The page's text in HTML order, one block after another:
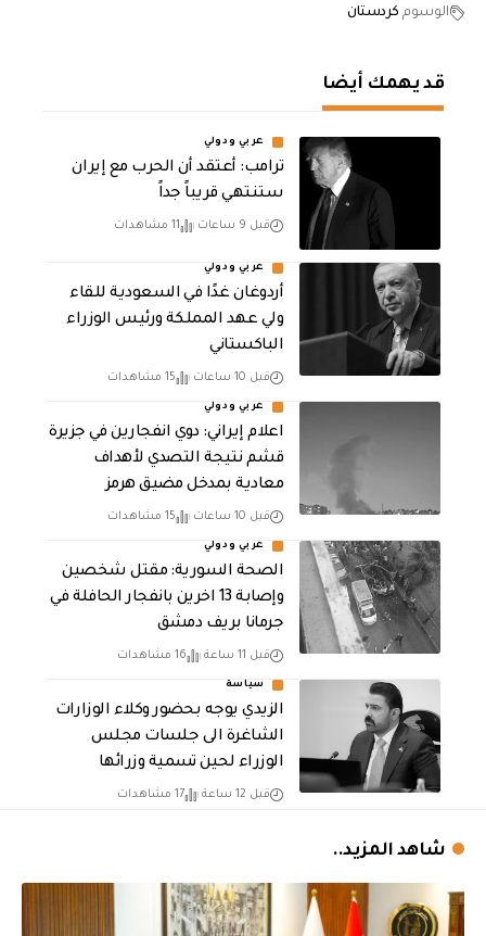
الوسوم كردستان
قد يهمك أيضا
عربي ودولي
‏ترامب: أعتقد أن الحرب مع إيران
ستنتهي قريباً جداً
قبل 9 ساعات 11 مشاهدات
عربي ودولي
أردوغان غدًا في السعودية للقاء
ولي عهد المملكة ورئيس الوزراء
الباكستاني
قبل 10 ساعات 15 مشاهدات
عربي ودولي
اعلام إيراني: دوي انفجارين في جزيرة
قشم نتيجة التصدي لأهداف
معادية بمدخل مضيق هرمز
قبل 10 ساعات 15 مشاهدات
عربي ودولي
الصحة السورية: مقتل شخصين
وإصابة 13 اخرين بانفجار الحافلة في
جرمانا بريف دمشق
قبل 11 ساعة 16 مشاهدات
سياسة
الزيدي يوجه بحضور وكلاء الوزارات
الشاغرة الى جلسات مجلس
الوزراء لحين تسمية وزرائها
قبل 12 ساعة 17 مشاهدات
شاهد المزيد..